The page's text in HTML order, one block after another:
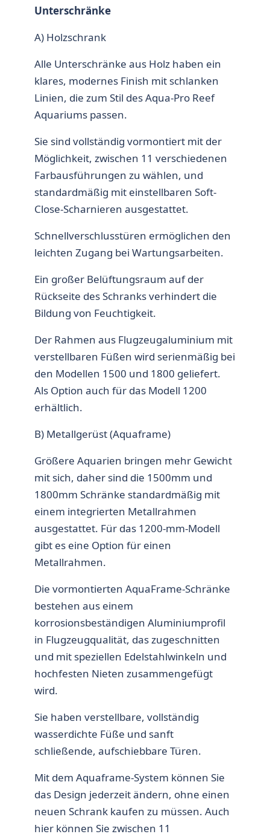
Unterschränke
A) Holzschrank
Alle Unterschränke aus Holz haben ein
klares, modernes Finish mit schlanken
Linien, die zum Stil des Aqua-Pro Reef
Aquariums passen.
Sie sind vollständig vormontiert mit der
Möglichkeit, zwischen 11 verschiedenen
Farbausführungen zu wählen, und
standardmäßig mit einstellbaren Soft-
Close-Scharnieren ausgestattet.
Schnellverschlusstüren ermöglichen den
leichten Zugang bei Wartungsarbeiten.
Ein großer Belüftungsraum auf der
Rückseite des Schranks verhindert die
Bildung von Feuchtigkeit.
Der Rahmen aus Flugzeugaluminium mit
verstellbaren Füßen wird serienmäßig bei
den Modellen 1500 und 1800 geliefert.
Als Option auch für das Modell 1200
erhältlich.
B) Metallgerüst (Aquaframe)
Größere Aquarien bringen mehr Gewicht
mit sich, daher sind die 1500mm und
1800mm Schränke standardmäßig mit
einem integrierten Metallrahmen
ausgestattet. Für das 1200-mm-Modell
gibt es eine Option für einen
Metallrahmen.
Die vormontierten AquaFrame-Schränke
bestehen aus einem
korrosionsbeständigen Aluminiumprofil
in Flugzeugqualität, das zugeschnitten
und mit speziellen Edelstahlwinkeln und
hochfesten Nieten zusammengefügt
wird.
Sie haben verstellbare, vollständig
wasserdichte Füße und sanft
schließende, aufschiebbare Türen.
Mit dem Aquaframe-System können Sie
das Design jederzeit ändern, ohne einen
neuen Schrank kaufen zu müssen. Auch
hier können Sie zwischen 11